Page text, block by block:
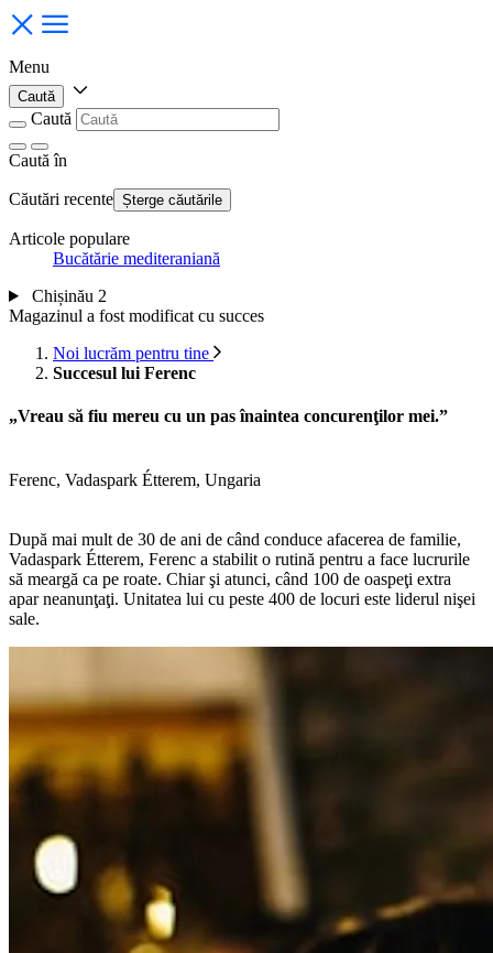
Menu
Caută
Caută
Caută în
Căutări recente Șterge căutările
Articole populare
Bucătărie mediteraniană
Chișinău 2
Magazinul a fost modificat cu succes
Noi lucrăm pentru tine
Succesul lui Ferenc
„Vreau să fiu mereu cu un pas înaintea concurenţilor mei.”
Ferenc, Vadaspark Étterem, Ungaria
După mai mult de 30 de ani de când conduce afacerea de familie,
Vadaspark Étterem, Ferenc a stabilit o rutină pentru a face lucrurile
să meargă ca pe roate. Chiar şi atunci, când 100 de oaspeţi extra
apar neanunţaţi. Unitatea lui cu peste 400 de locuri este liderul nişei
sale.